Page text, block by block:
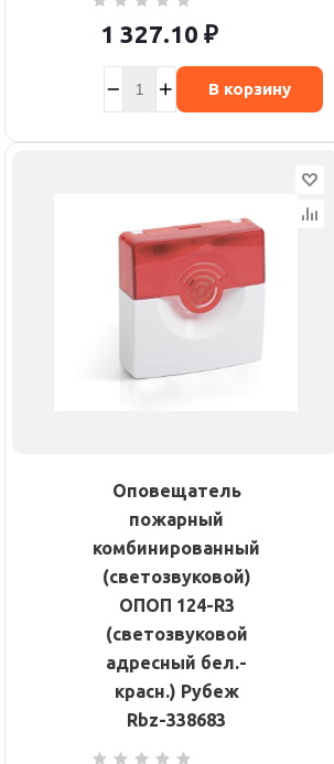
1 327.10 ₽
В корзину
Оповещатель
пожарный
комбинированный
(светозвуковой)
ОПОП 124-R3
(светозвуковой
адресный бел.-
красн.) Рубеж
Rbz-338683